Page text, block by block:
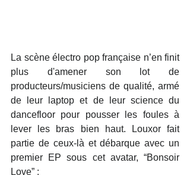
La scène électro pop française n’en finit
plus d'amener son lot de
producteurs/musiciens de qualité, armé
de leur laptop et de leur science du
dancefloor pour pousser les foules à
lever les bras bien haut. Louxor fait
partie de ceux-là et débarque avec un
premier EP sous cet avatar, “Bonsoir
Love” :